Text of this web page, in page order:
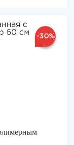
-30%